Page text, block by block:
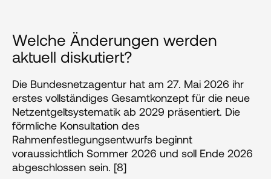
Welche Änderungen werden
aktuell diskutiert?
Die Bundesnetzagentur hat am 27. Mai 2026 ihr
erstes vollständiges Gesamtkonzept für die neue
Netzentgeltsystematik ab 2029 präsentiert. Die
förmliche Konsultation des
Rahmenfestlegungsentwurfs beginnt
voraussichtlich Sommer 2026 und soll Ende 2026
abgeschlossen sein. [8]